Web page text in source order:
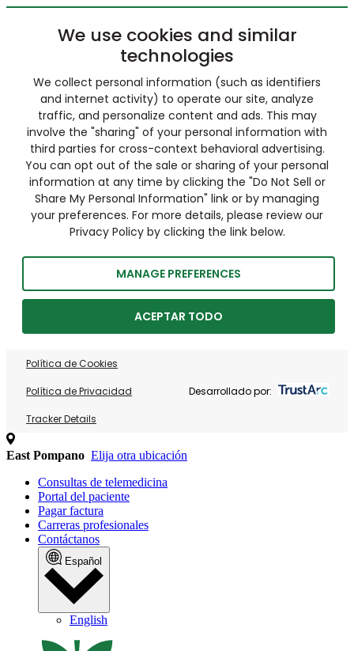
We use cookies and similar
technologies
We collect personal information (such as identifiers
and internet activity) to operate our site, analyze
traffic, and personalize content and ads. This may
involve the "sharing" of your personal information with
third parties for cross-context behavioral advertising.
You can opt out of the sale or sharing of your personal
information at any time by clicking the "Do Not Sell or
Share My Personal Information" link or by managing
your preferences. For more details, please review our
Privacy Policy by clicking the link below.
MANAGE PREFERENCES
ACEPTAR TODO
Política de Cookies
Política de Privacidad
Tracker Details
Desarrollado por:
East Pompano Elija otra ubicación
Consultas de telemedicina
Portal del paciente
Pagar factura
Carreras profesionales
Contáctanos
Español
English